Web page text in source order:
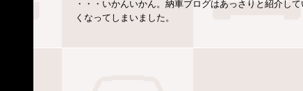
・・・いかんいかん。納車ブログはあっさりと紹介し
くなってしまいました。